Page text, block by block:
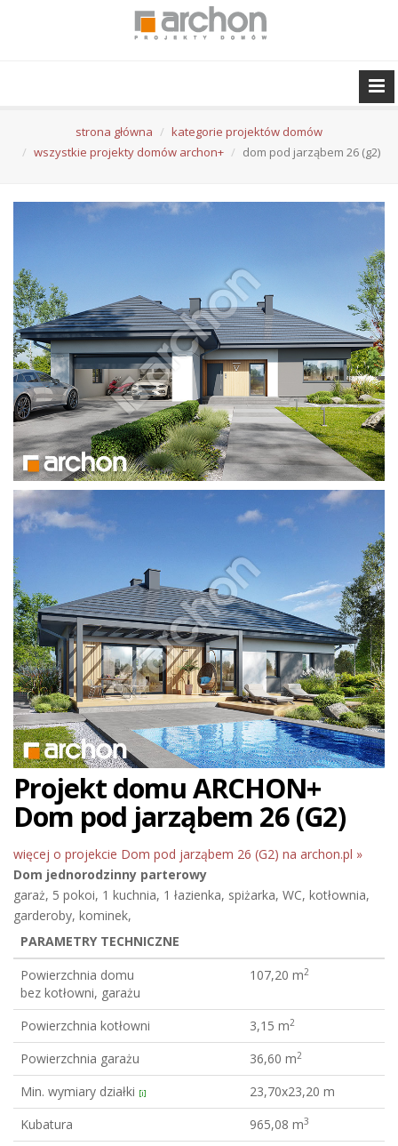
strona główna
kategorie projektów domów
wszystkie projekty domów archon+
dom pod jarząbem 26 (g2)
Projekt domu ARCHON+
Dom pod jarząbem 26 (G2)
więcej o projekcie Dom pod jarząbem 26 (G2) na archon.pl »
Dom jednorodzinny parterowy
garaż, 5 pokoi, 1 kuchnia, 1 łazienka, spiżarka, WC, kotłownia,
garderoby, kominek,
PARAMETRY TECHNICZNE
Powierzchnia domu
bez kotłowni, garażu
107,20 m2
Powierzchnia kotłowni 3,15 m2
Powierzchnia garażu 36,60 m2
Min. wymiary działki [i]
23,70x23,20 m
Kubatura
965,08 m3